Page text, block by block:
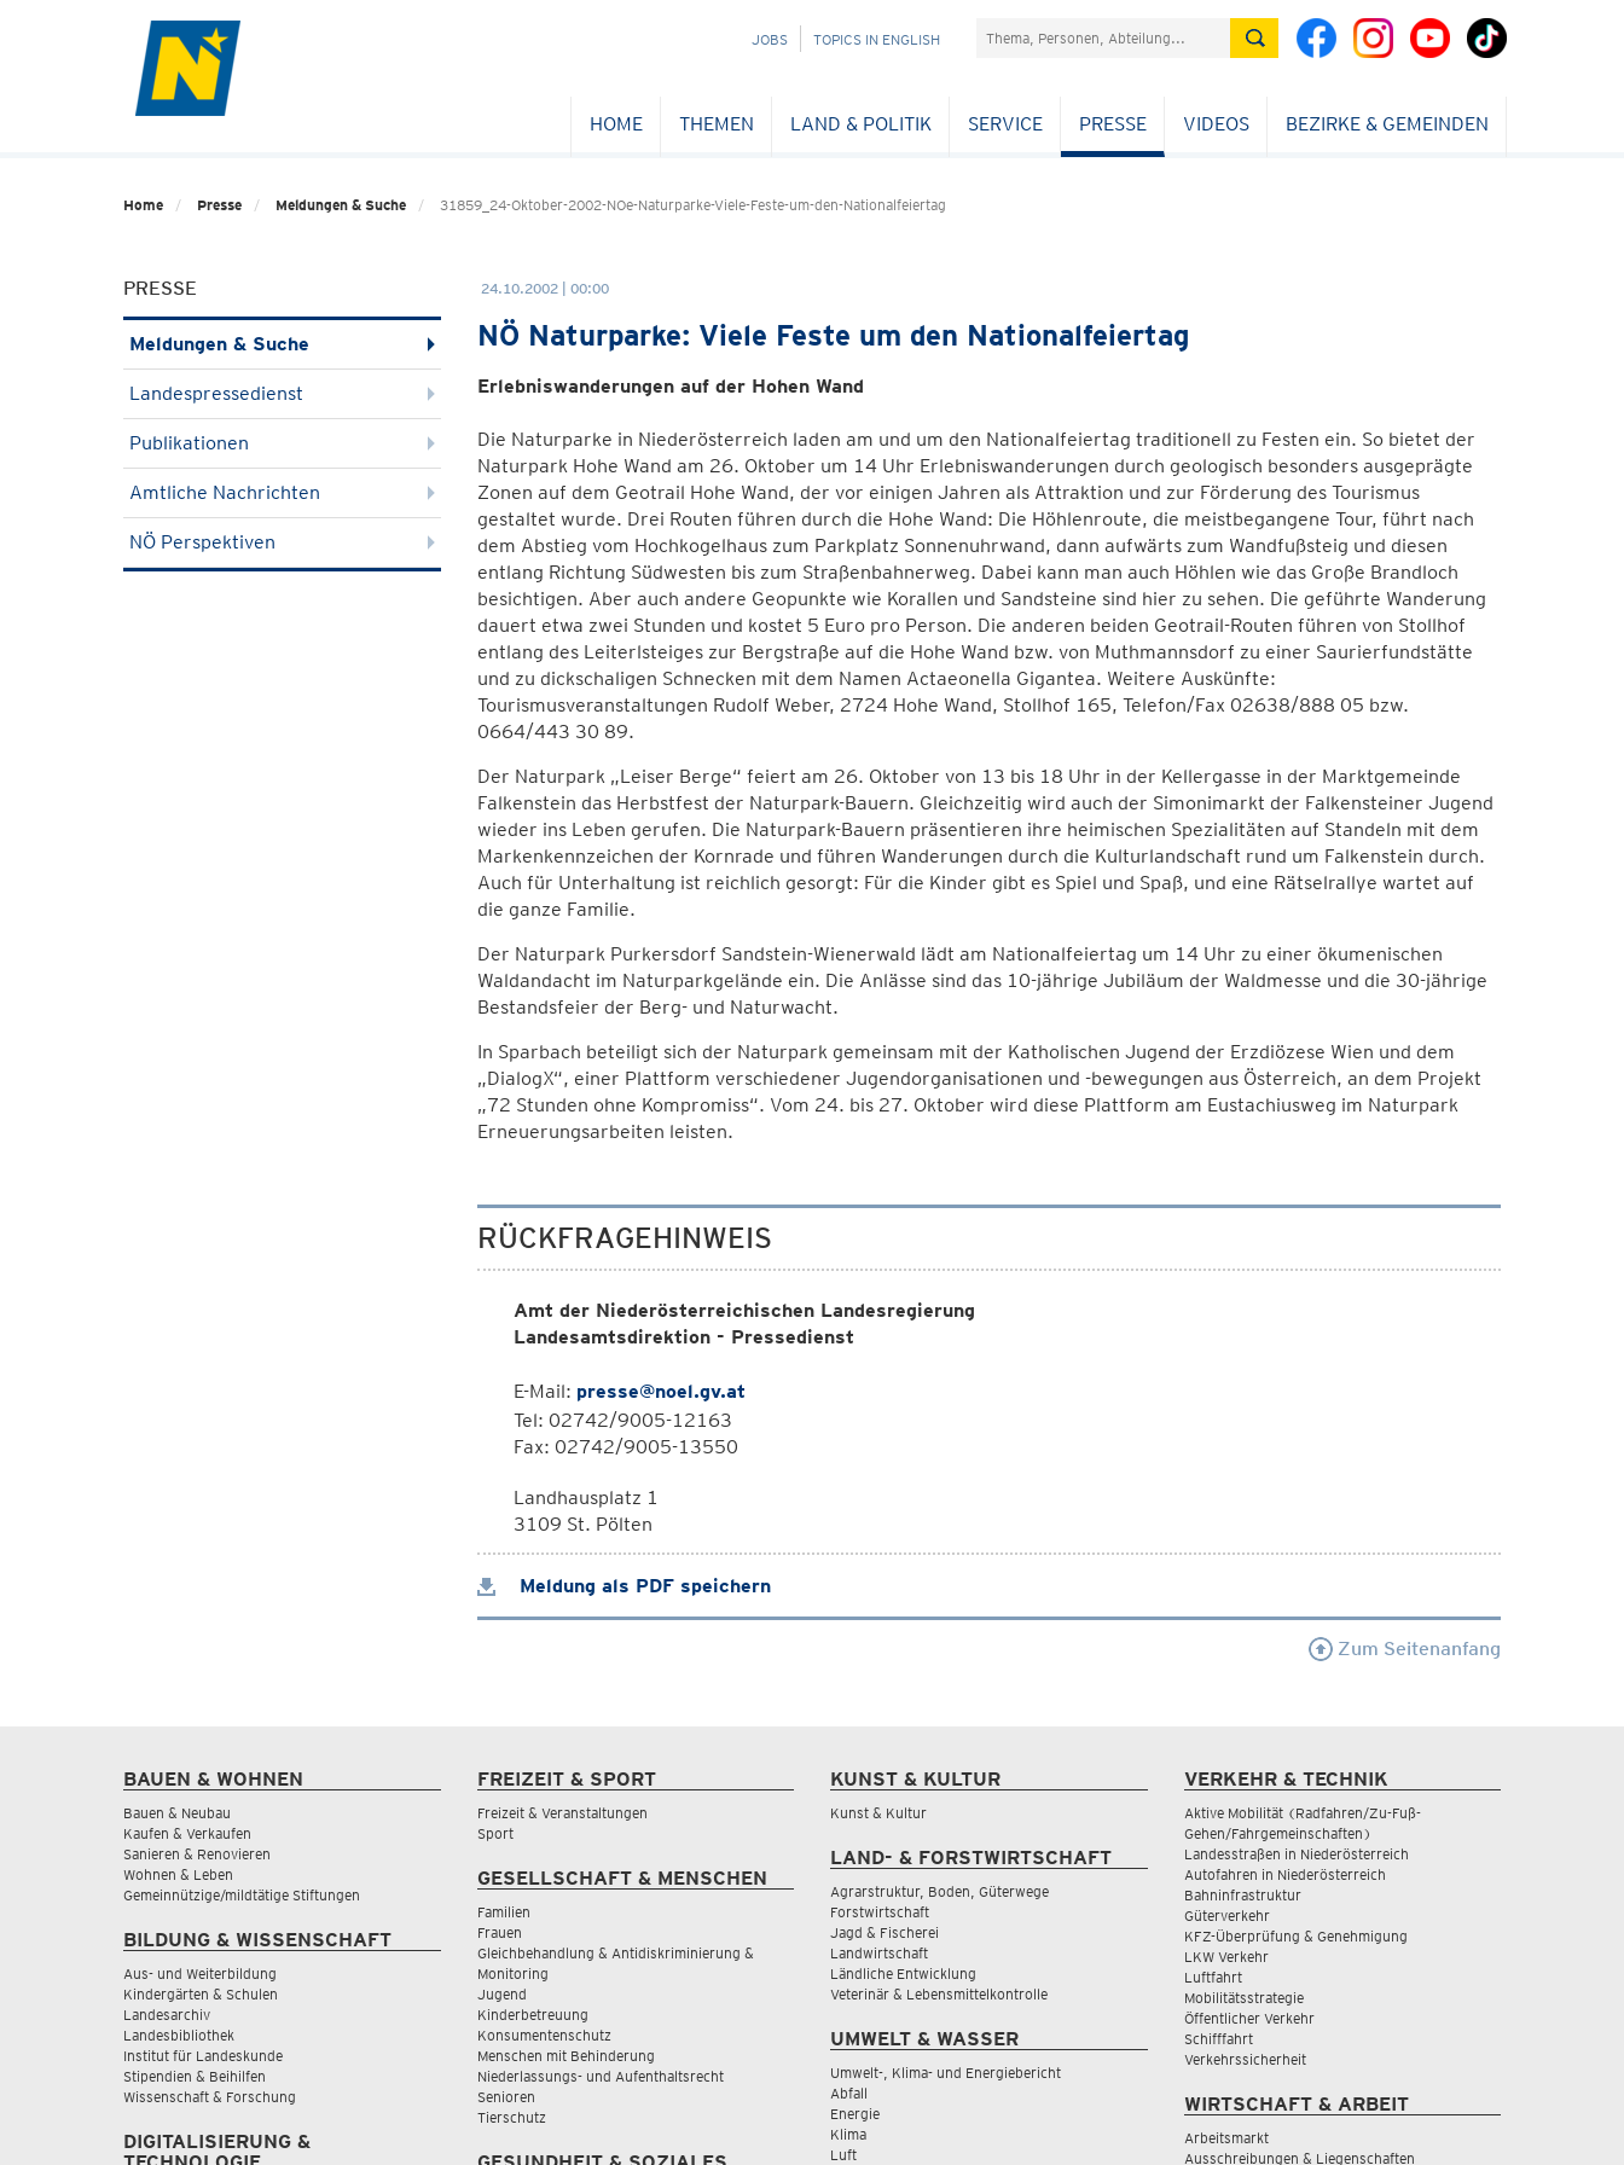
NAVIGATION
JOBS TOPICS IN ENGLISH Suchefeld
HOME THEMEN LAND & POLITIK SERVICE PRESSE VIDEOS BEZIRKE & GEMEINDEN
Home Presse Meldungen & Suche 31859_24-Oktober-2002-NOe-Naturparke-Viele-Feste-um-den-Nationalfeiertag
PRESSE
Meldungen & Suche
Landespressedienst
Publikationen
Amtliche Nachrichten
NÖ Perspektiven
24.10.2002 | 00:00
NÖ Naturparke: Viele Feste um den Nationalfeiertag
Erlebniswanderungen auf der Hohen Wand
Die Naturparke in Niederösterreich laden am und um den Nationalfeiertag traditionell zu Festen ein. So bietet der
Naturpark Hohe Wand am 26. Oktober um 14 Uhr Erlebniswanderungen durch geologisch besonders ausgeprägte
Zonen auf dem Geotrail Hohe Wand, der vor einigen Jahren als Attraktion und zur Förderung des Tourismus
gestaltet wurde. Drei Routen führen durch die Hohe Wand: Die Höhlenroute, die meistbegangene Tour, führt nach
dem Abstieg vom Hochkogelhaus zum Parkplatz Sonnenuhrwand, dann aufwärts zum Wandfußsteig und diesen
entlang Richtung Südwesten bis zum Straßenbahnerweg. Dabei kann man auch Höhlen wie das Große Brandloch
besichtigen. Aber auch andere Geopunkte wie Korallen und Sandsteine sind hier zu sehen. Die geführte Wanderung
dauert etwa zwei Stunden und kostet 5 Euro pro Person. Die anderen beiden Geotrail-Routen führen von Stollhof
entlang des Leiterlsteiges zur Bergstraße auf die Hohe Wand bzw. von Muthmannsdorf zu einer Saurierfundstätte
und zu dickschaligen Schnecken mit dem Namen Actaeonella Gigantea. Weitere Auskünfte:
Tourismusveranstaltungen Rudolf Weber, 2724 Hohe Wand, Stollhof 165, Telefon/Fax 02638/888 05 bzw.
0664/443 30 89.
Der Naturpark „Leiser Berge“ feiert am 26. Oktober von 13 bis 18 Uhr in der Kellergasse in der Marktgemeinde
Falkenstein das Herbstfest der Naturpark-Bauern. Gleichzeitig wird auch der Simonimarkt der Falkensteiner Jugend
wieder ins Leben gerufen. Die Naturpark-Bauern präsentieren ihre heimischen Spezialitäten auf Standeln mit dem
Markenkennzeichen der Kornrade und führen Wanderungen durch die Kulturlandschaft rund um Falkenstein durch.
Auch für Unterhaltung ist reichlich gesorgt: Für die Kinder gibt es Spiel und Spaß, und eine Rätselrallye wartet auf
die ganze Familie.
Der Naturpark Purkersdorf Sandstein-Wienerwald lädt am Nationalfeiertag um 14 Uhr zu einer ökumenischen
Waldandacht im Naturparkgelände ein. Die Anlässe sind das 10-jährige Jubiläum der Waldmesse und die 30-jährige
Bestandsfeier der Berg- und Naturwacht.
In Sparbach beteiligt sich der Naturpark gemeinsam mit der Katholischen Jugend der Erzdiözese Wien und dem
„DialogX“, einer Plattform verschiedener Jugendorganisationen und -bewegungen aus Österreich, an dem Projekt
„72 Stunden ohne Kompromiss“. Vom 24. bis 27. Oktober wird diese Plattform am Eustachiusweg im Naturpark
Erneuerungsarbeiten leisten.
RÜCKFRAGEHINWEIS
Amt der Niederösterreichischen Landesregierung
Landesamtsdirektion - Pressedienst
E-Mail: presse@noel.gv.at
Tel: 02742/9005-12163
Fax: 02742/9005-13550
Landhausplatz 1
3109 St. Pölten
Meldung als PDF speichern
Zum Seitenanfang
BAUEN & WOHNEN
Bauen & Neubau
Kaufen & Verkaufen
Sanieren & Renovieren
Wohnen & Leben
Gemeinnützige/mildtätige Stiftungen
BILDUNG & WISSENSCHAFT
Aus- und Weiterbildung
Kindergärten & Schulen
Landesarchiv
Landesbibliothek
Institut für Landeskunde
Stipendien & Beihilfen
Wissenschaft & Forschung
DIGITALISIERUNG &
FREIZEIT & SPORT
Freizeit & Veranstaltungen
Sport
GESELLSCHAFT & MENSCHEN
Familien
Frauen
Gleichbehandlung & Antidiskriminierung &
Monitoring
Jugend
Kinderbetreuung
Konsumentenschutz
Menschen mit Behinderung
Niederlassungs- und Aufenthaltsrecht
Senioren
Tierschutz
KUNST & KULTUR
Kunst & Kultur
LAND- & FORSTWIRTSCHAFT
Agrarstruktur, Boden, Güterwege
Forstwirtschaft
Jagd & Fischerei
Landwirtschaft
Ländliche Entwicklung
Veterinär & Lebensmittelkontrolle
UMWELT & WASSER
Umwelt-, Klima- und Energiebericht
Abfall
Energie
Klima
Luft
VERKEHR & TECHNIK
Aktive Mobilität (Radfahren/Zu-Fuß-
Gehen/Fahrgemeinschaften)
Landesstraßen in Niederösterreich
Autofahren in Niederösterreich
Bahninfrastruktur
Güterverkehr
KFZ-Überprüfung & Genehmigung
LKW Verkehr
Luftfahrt
Mobilitätsstrategie
Öffentlicher Verkehr
Schifffahrt
Verkehrssicherheit
WIRTSCHAFT & ARBEIT
Arbeitsmarkt
Ausschreibungen & Liegenschaften